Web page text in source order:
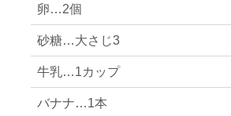
卵…2個
砂糖…大さじ3
牛乳…1カップ
バナナ…1本